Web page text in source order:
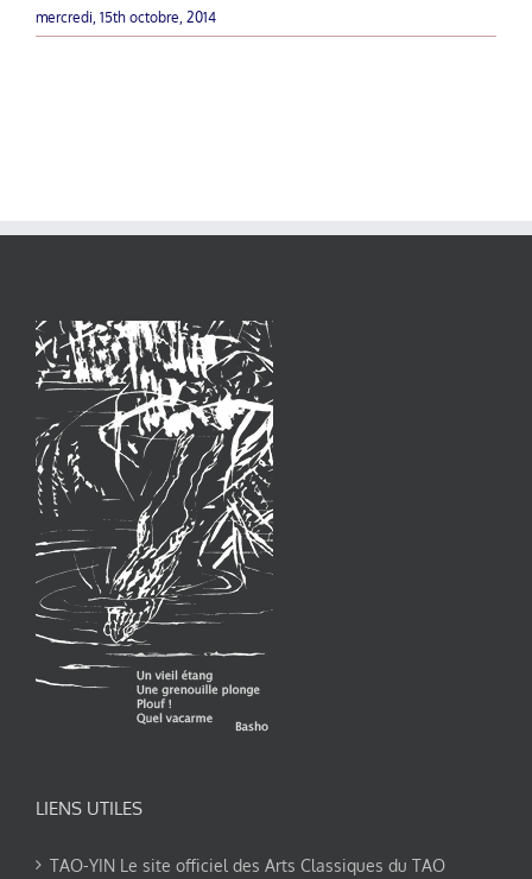
mercredi, 15th octobre, 2014
LIENS UTILES
TAO-YIN Le site officiel des Arts Classiques du TAO